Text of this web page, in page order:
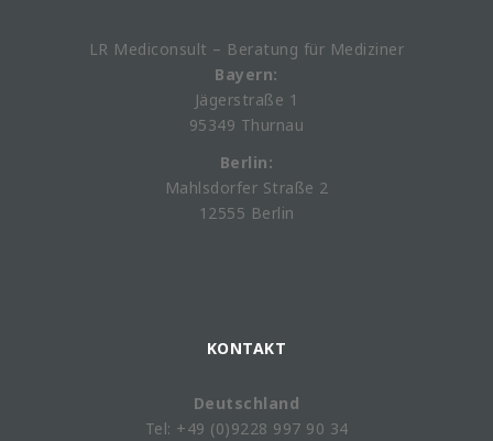
LR Mediconsult – Beratung für Mediziner
Bayern:
Jägerstraße 1
95349 Thurnau
Berlin:
Mahlsdorfer Straße 2
12555 Berlin
KONTAKT
Deutschland
Tel: +49 (0)9228 997 90 34